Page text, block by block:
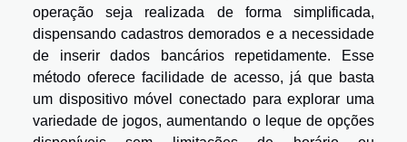
operação seja realizada de forma simplificada,
dispensando cadastros demorados e a necessidade
de inserir dados bancários repetidamente. Esse
método oferece facilidade de acesso, já que basta
um dispositivo móvel conectado para explorar uma
variedade de jogos, aumentando o leque de opções